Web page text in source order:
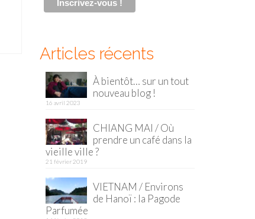
Articles récents
À bientôt… sur un tout
nouveau blog !
16 avril 2023
CHIANG MAI / Où
prendre un café dans la
vieille ville ?
21 février 2019
VIETNAM / Environs
de Hanoï : la Pagode
Parfumée